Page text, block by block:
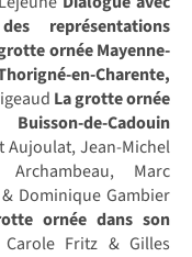
représentations
ornée Mayenne-
en-Charente,
La grotte ornée
de-Cadouin
Aujoulat, Jean-Michel
Marc
Dominique Gambier
ornée dans son
Carole Fritz & Gilles